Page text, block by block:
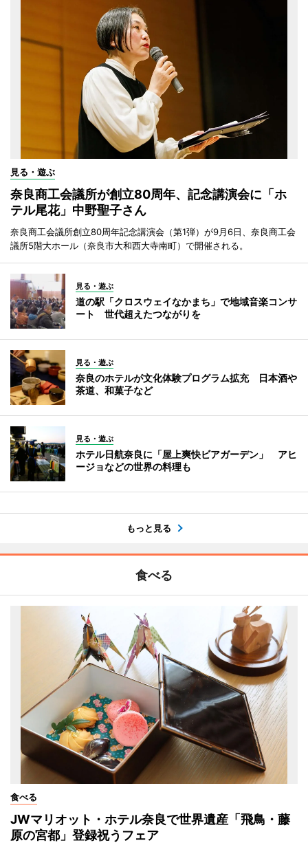
見る・遊ぶ
奈良商工会議所が創立80周年、記念講演会に「ホ
テル尾花」中野聖子さん
奈良商工会議所創立80周年記念講演会（第1弾）が9月6日、奈良商工会
議所5階大ホール（奈良市大和西大寺南町）で開催される。
見る・遊ぶ
道の駅「クロスウェイなかまち」で地域音楽コンサ
ート 世代超えたつながりを
見る・遊ぶ
奈良のホテルが文化体験プログラム拡充 日本酒や
茶道、和菓子など
見る・遊ぶ
ホテル日航奈良に「屋上爽快ビアガーデン」 アヒ
ージョなどの世界の料理も
もっと見る
食べる
食べる
JWマリオット・ホテル奈良で世界遺産「飛鳥・藤
原の宮都」登録祝うフェア